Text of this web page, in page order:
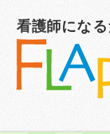
看護師にな